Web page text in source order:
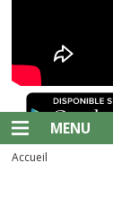
MENU
Accueil